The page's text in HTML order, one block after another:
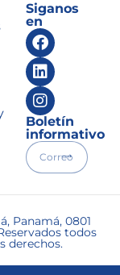
Siganos
en
Boletín
informativo
Panamá, 0801
todos
derechos.